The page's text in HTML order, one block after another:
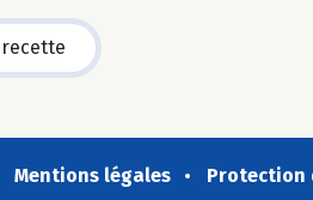
Mentions légales Protection